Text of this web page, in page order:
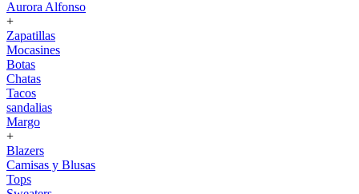
Aurora Alfonso
+
Zapatillas
Mocasines
Botas
Chatas
Tacos
sandalias
Margo
+
Blazers
Camisas y Blusas
Tops